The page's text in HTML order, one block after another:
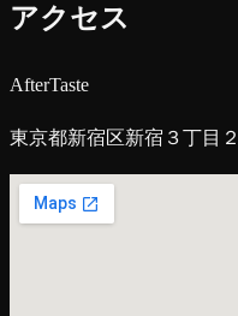
アクセス
AfterTaste
東京都新宿区新宿３丁目